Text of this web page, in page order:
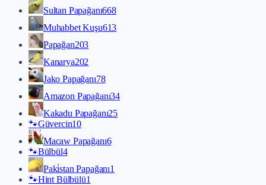
Sultan Papağanı668
Muhabbet Kuşu613
Papağan203
Kanarya202
Jako Papağanı78
Amazon Papağanı34
Kakadu Papağanı25
🐾Güvercin10
Macaw Papağanı6
🐾Bülbül4
Paki̇stan Papağanı1
🐾Hint Bülbülü1